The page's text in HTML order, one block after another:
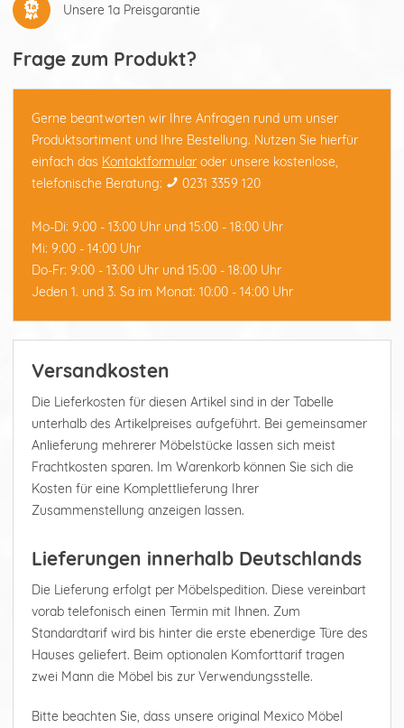
Unsere 1a Preisgarantie
Frage zum Produkt?
Gerne beantworten wir Ihre Anfragen rund um unser
Produktsortiment und Ihre Bestellung. Nutzen Sie hierfür
einfach das Kontaktformular oder unsere kostenlose,
telefonische Beratung:
0231 3359 120
Mo-Di: 9:00 - 13:00 Uhr und 15:00 - 18:00 Uhr
Mi: 9:00 - 14:00 Uhr
Do-Fr: 9:00 - 13:00 Uhr und 15:00 - 18:00 Uhr
Jeden 1. und 3. Sa im Monat: 10:00 - 14:00 Uhr
Versandkosten
Die Lieferkosten für diesen Artikel sind in der Tabelle
unterhalb des Artikelpreises aufgeführt. Bei gemeinsamer
Anlieferung mehrerer Möbelstücke lassen sich meist
Frachtkosten sparen. Im Warenkorb können Sie sich die
Kosten für eine Komplettlieferung Ihrer
Zusammenstellung anzeigen lassen.
Lieferungen innerhalb Deutschlands
Die Lieferung erfolgt per Möbelspedition. Diese vereinbart
vorab telefonisch einen Termin mit Ihnen. Zum
Standardtarif wird bis hinter die erste ebenerdige Türe des
Hauses geliefert. Beim optionalen Komforttarif tragen
zwei Mann die Möbel bis zur Verwendungsstelle.
Bitte beachten Sie, dass unsere original Mexico Möbel